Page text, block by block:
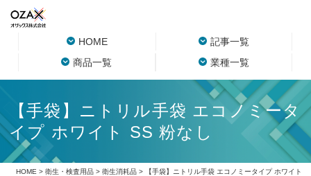
HOME
記事一覧
商品一覧
業種一覧
【手袋】ニトリル手袋 エコノミータ
イプ ホワイト SS 粉なし
HOME > 衛生・検査用品> 衛生消耗品> 【手袋】ニトリル手袋 エコノミータイプ ホワイト